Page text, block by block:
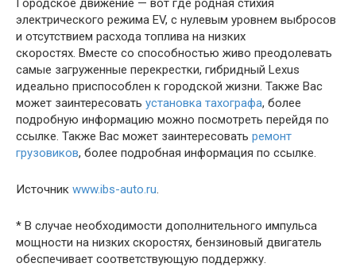
Городское движение — вот где родная стихия
электрического режима EV, с нулевым уровнем выбросов
и отсутствием расхода топлива на низких
скоростях. Вместе со способностью живо преодолевать
самые загруженные перекрестки, гибридный Lexus
идеально приспособлен к городской жизни. Также Вас
может заинтересовать установка тахографа, более
подробную информацию можно посмотреть перейдя по
ссылке. Также Вас может заинтересовать ремонт
грузовиков, более подробная информация по ссылке.
Источник www.ibs-auto.ru.
* В случае необходимости дополнительного импульса
мощности на низких скоростях, бензиновый двигатель
обеспечивает соответствующую поддержку.